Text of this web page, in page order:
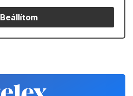
Beállítom